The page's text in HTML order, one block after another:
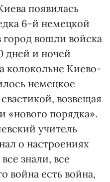
появилась
6-й немецкой
вошли войска
дней и ночей
колокольне Киево-
немецкое
возвещая
«нового порядка».
учитель
о настроениях
знали, все
война есть война,